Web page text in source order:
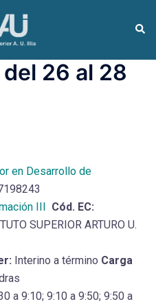
26 al 28
en Desarrollo de
III Cód. EC:
SUPERIOR ARTURO U.
Interino a término Carga
a 9:10; 9:10 a 9:50; 9:50 a